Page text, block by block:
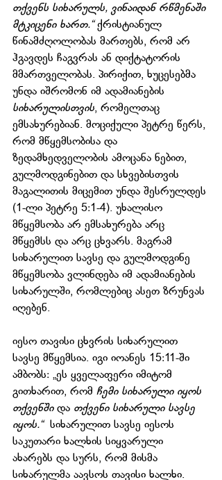
თქვენს სიხარულს, ვინაიდან რწმენაში
მტკიცენი ხართ.“ ქრისტიანულ
წინამძღოლობას მართებს, რომ არ
ჰგავდეს ჩაგვრას ან დიქტატორის
მმართველობას. პირიქით, ხუცესებმა
უნდა იშრომონ იმ ადამიანების
სიხარულისთვის, რომელთაც
ემსახურებიან. მოციქული პეტრე წერს,
რომ მწყემსობისა და
ზედამხედველობის ამოცანა ნებით,
გულმოდგინებით და სხვებისთვის
მაგალითის მიცემით უნდა შესრულდეს
(1-ლი პეტრე 5:1-4). უხალისო
მწყემსობა არ ემსახურება არც
მწყემსს და არც ცხვარს. მაგრამ
სიხარულით სავსე და გულმოდგინე
მწყემსობა ვლინდება იმ ადამიანების
სიხარულში, რომლებიც ასეთ ზრუნვას
იღებენ.
იესო თავისი ცხვრის სიხარულით
სავსე მწყემსია. იგი იოანეს 15:11-ში
ამბობს: „ეს ყველაფერი იმიტომ
გითხარით, რომ ჩემი სიხარული იყოს
თქვენში და თქვენი სიხარული სავსე
იყოს.“ სიხარულით სავსე იესოს
საკუთარი ხალხის სიყვარული
ახარებს და სურს, რომ მისმა
სიხარულმა აავსოს თავისი ხალხი.